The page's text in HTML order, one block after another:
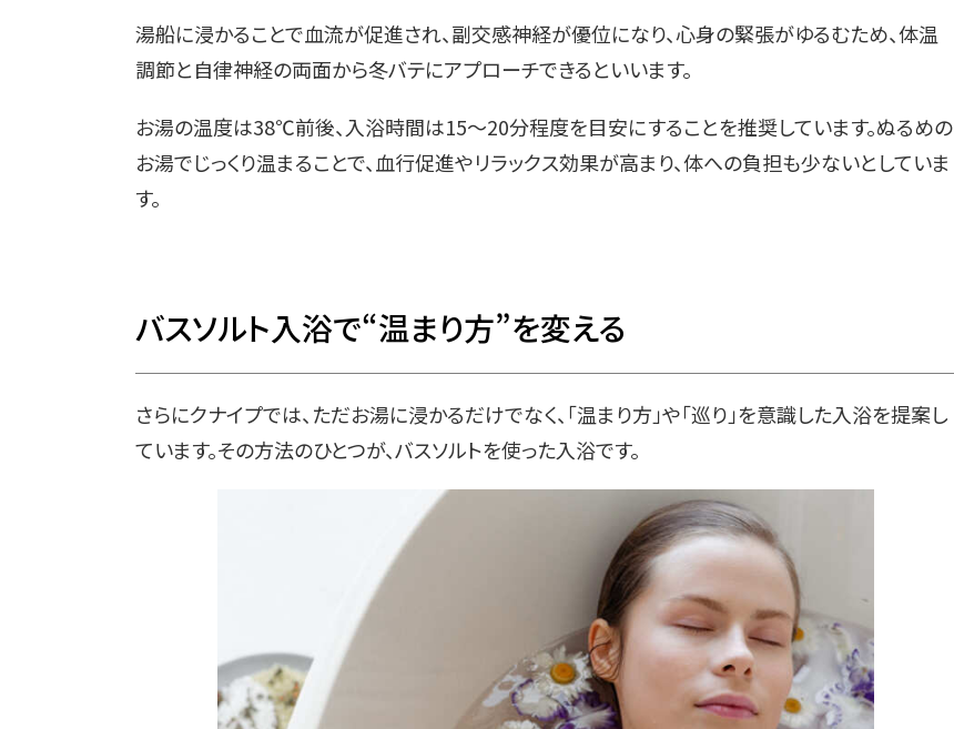
湯船に浸かることで血流が促進され、副交感神経が優位になり、心身の緊張がゆるむため、体温
調節と自律神経の両面から冬バテにアプローチできるといいます。
お湯の温度は38℃前後、入浴時間は15〜20分程度を目安にすることを推奨しています。ぬるめの
お湯でじっくり温まることで、血行促進やリラックス効果が高まり、体への負担も少ないとしていま
す。
バスソルト入浴で“温まり方”を変える
さらにクナイプでは、ただお湯に浸かるだけでなく、「温まり方」や「巡り」を意識した入浴を提案し
ています。その方法のひとつが、バスソルトを使った入浴です。